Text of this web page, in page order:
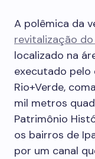
A polêmica da
revitalização
localizado na
executado pelo
Rio+Verde,
mil metros
Patrimônio
os bairros de
por um canal